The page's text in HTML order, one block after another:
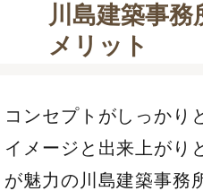
川島建築事
メリット
コンセプトがしっかり
イメージと出来上がり
が魅力の川島建築事務